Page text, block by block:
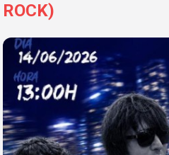
ROCK)